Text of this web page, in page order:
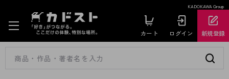
KADOKAWA Group
カート ログイン 新規登録